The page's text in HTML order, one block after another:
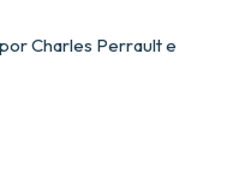
Charles Perrault e